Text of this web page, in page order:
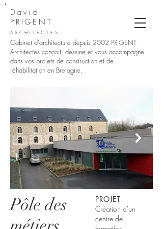
David
PRIGENT
ARCHITECTES
Cabinet d'architecture depuis 2002 PRIGENT
Architectes conçoit, dessine et vous accompagne
dans vos projets de construction et de
réhabilitation en Bretagne.
Pôle des
PROJET
Création d'un
centre de